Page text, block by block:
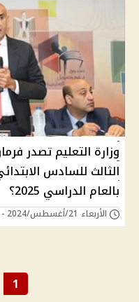
وزارة التعليم تصدر
الثالث للسادس
بالعام الدراسي 2025؟
الأربعاء 21/أغسطس/2024 - 10:40 م
1